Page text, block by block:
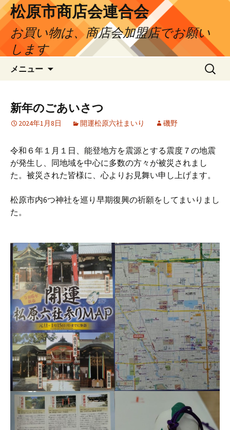
松原市商店会連合会
お買い物は、商店会加盟店でお願い
します
メニュー
ン
ツ
へ
キ
ッ
プ
検
索:
新年のごあいさつ
2024年1月8日 開運松原六社まいり 磯野
令和６年１月１日、能登地方を震源とする震度７の地震
が発生し、同地域を中心に多数の方々が被災されまし
た。被災された皆様に、心よりお見舞い申し上げます。
松原市内6つ神社を巡り早期復興の祈願をしてまいりまし
た。